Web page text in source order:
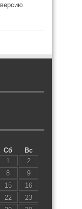
Сб
Вс
1
2
8
9
15
16
22
23